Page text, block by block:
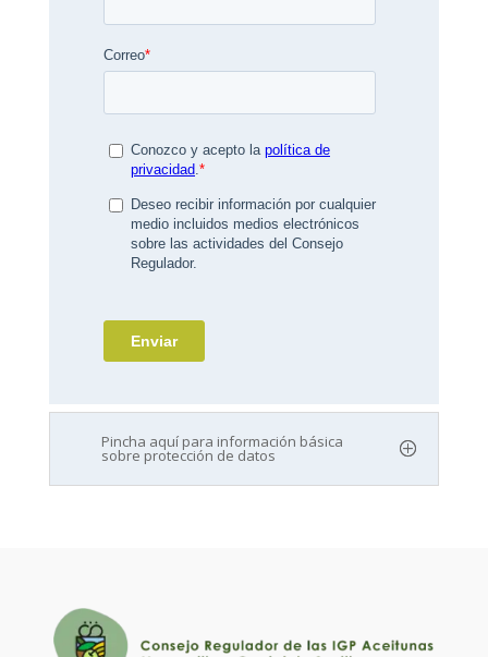
Pincha aquí para información básica
sobre protección de datos